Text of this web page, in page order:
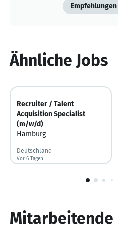
Ähnliche Jobs
Recruiter / Talent
Acquisition Specialist
(m/w/d)
Hamburg
Deutschland
Vor 6 Tagen
Vor 6 Tagen veröffentlicht
1
Mitarbeitende